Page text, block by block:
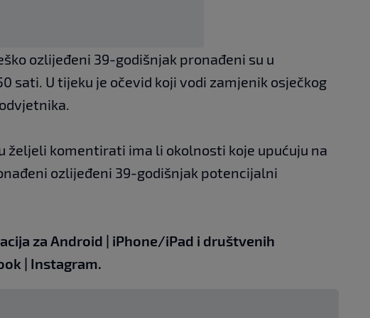
ozlijeđeni 39-godišnjak pronađeni su u
sati. U tijeku je očevid koji vodi zamjenik osječkog
željeli komentirati ima li okolnosti koje upućuju na
ozlijeđeni 39-godišnjak potencijalni
za Android | iPhone/iPad i društvenih
| Instagram.